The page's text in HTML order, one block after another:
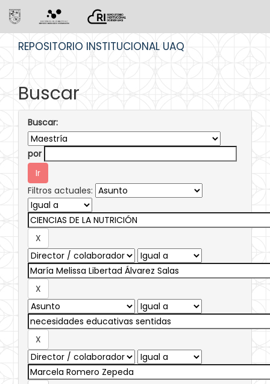
REPOSITORIO INSTITUCIONAL UAQ
Buscar
Buscar:
por
Filtros actuales: